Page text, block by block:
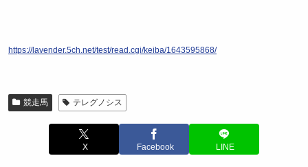
https://lavender.5ch.net/test/read.cgi/keiba/1643595868/
競走馬 テレグノシス
X Facebook LINE